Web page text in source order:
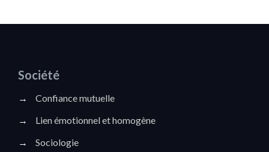
Société
→
Confiance mutuelle
→
Lien émotionnel et homogène
→
Sociologie